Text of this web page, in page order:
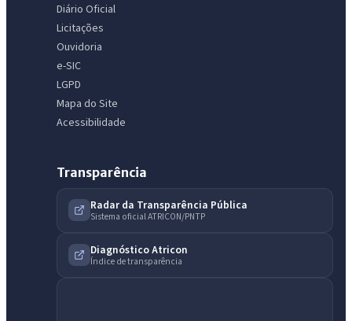
Diário Oficial
Licitações
Ouvidoria
e-SIC
LGPD
Mapa do Site
Acessibilidade
Transparência
Radar da Transparência Pública
Sistema oficial ATRICON/PNTP
Diagnóstico Atricon
Índice de transparência